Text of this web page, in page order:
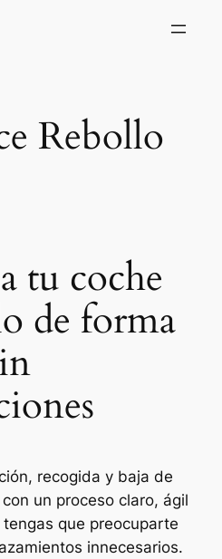
Rebollo
tu coche
de forma
recogida y baja de
un proceso claro, ágil
que preocuparte
innecesarios.